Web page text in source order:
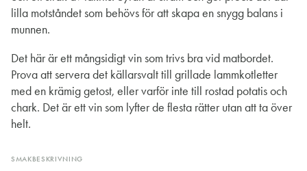
lilla motståndet som behövs för att skapa en snygg balans i
munnen.
Det här är ett mångsidigt vin som trivs bra vid matbordet.
Prova att servera det källarsvalt till grillade lammkotletter
med en krämig getost, eller varför inte till rostad potatis och
chark. Det är ett vin som lyfter de flesta rätter utan att ta över
helt.
SMAKBESKRIVNING